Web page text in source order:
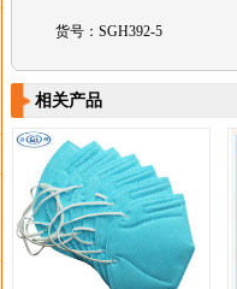
货号：SGH392-5
相关产品